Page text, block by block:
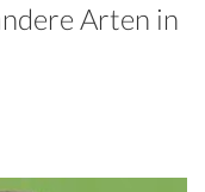
Arten in